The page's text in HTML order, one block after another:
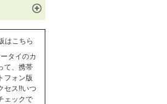
タイのカ
て、携帯
フォン版
セス!!いつ
ェックで